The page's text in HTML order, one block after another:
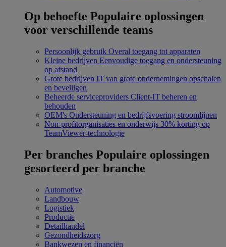
Op behoefte Populaire oplossingen
voor verschillende teams
Persoonlijk gebruik Overal toegang tot apparaten
Kleine bedrijven Eenvoudige toegang en ondersteuning
op afstand
Grote bedrijven IT van grote ondernemingen opschalen
en beveiligen
Beheerde serviceproviders Client-IT beheren en
behouden
OEM's Ondersteuning en bedrijfsvoering stroomlijnen
Non-profitorganisaties en onderwijs 30% korting op
TeamViewer-technologie
Per branches Populaire oplossingen
gesorteerd per branche
Automotive
Landbouw
Logistiek
Productie
Detailhandel
Gezondheidszorg
Bankwezen en financiën